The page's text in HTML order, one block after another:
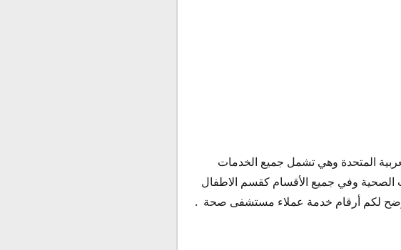
صحة تأسست عام 1973في الإمارات العربية المتحدة وهي تشمل جميع الخدمات
وفي جميع الأقسام كقسم الاطفال
لكم أرقام خدمة عملاء مستشفى صحة .